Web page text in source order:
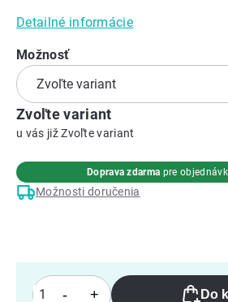
5
hviezdičiek.
Možnosť
Do
Detailné informácie
Zvoľte variant
Zvoľte variant
Možnosti doručenia
Doprava zdarma pre